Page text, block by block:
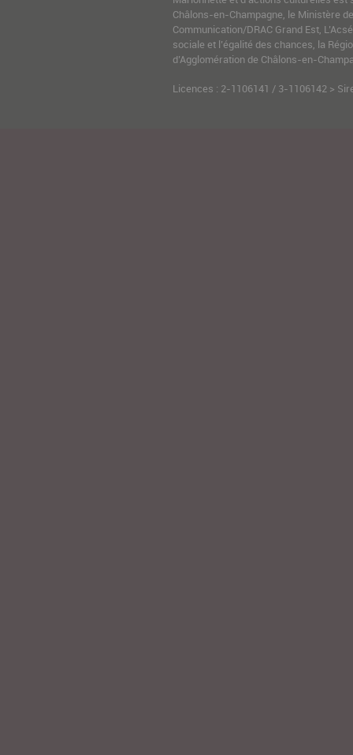
Châlons-en-Champagne, le Ministère
Communication/DRAC Grand Est,
sociale et l’égalité des chances, la
d’Agglomération de Châlons-en-
Licences : 2-1106141 / 3-1106142 >